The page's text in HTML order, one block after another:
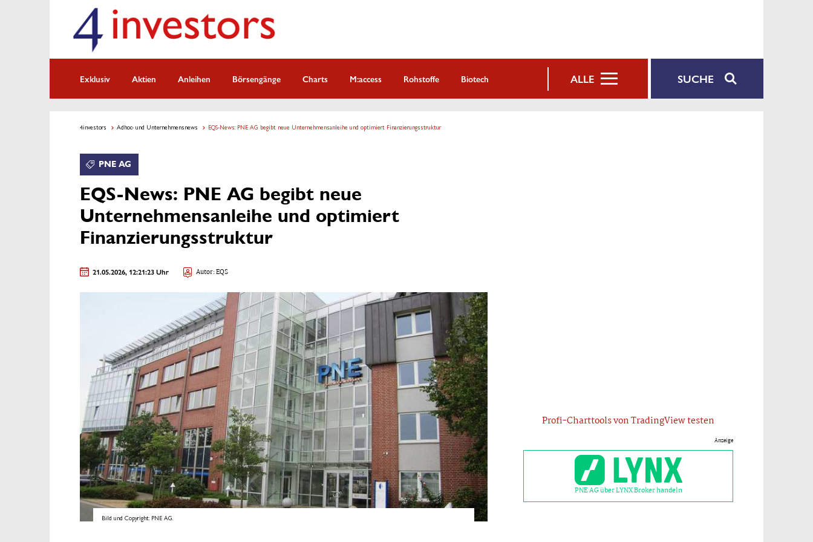
SUCHE
ALLE
Exklusiv Aktien Anleihen Börsengänge Charts M:access Rohstoffe Biotech
4investors Adhoc- und Unternehmensnews EQS-News: PNE AG begibt neue Unternehmensanleihe und optimiert Finanzierungsstruktur
PNE AG
EQS-News: PNE AG begibt neue
Unternehmensanleihe und optimiert
Finanzierungsstruktur
21.05.2026, 12:21:23 Uhr Autor: EQS
Bild und Copyright: PNE AG.
Profi-Charttools von TradingView testen
Anzeige
PNE AG über LYNX Broker handeln